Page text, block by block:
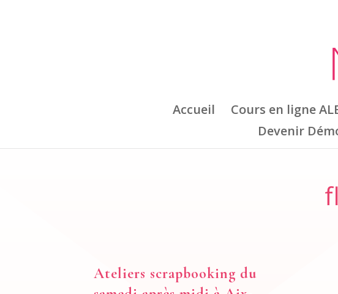
Accueil Cours en ligne
Devenir
Ateliers scrapbooking du